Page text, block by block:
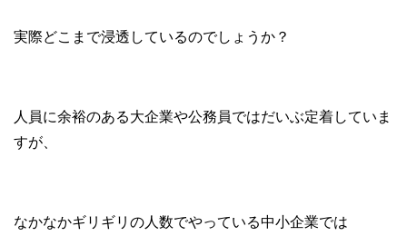
実際どこまで浸透しているのでしょうか？
人員に余裕のある大企業や公務員ではだいぶ定着していま
すが、
なかなかギリギリの人数でやっている中小企業では